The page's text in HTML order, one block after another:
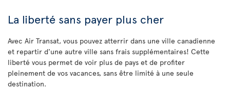
La liberté sans payer plus cher
Avec Air Transat, vous pouvez atterrir dans une ville canadienne
et repartir d'une autre ville sans frais supplémentaires! Cette
liberté vous permet de voir plus de pays et de profiter
pleinement de vos vacances, sans être limité à une seule
destination.